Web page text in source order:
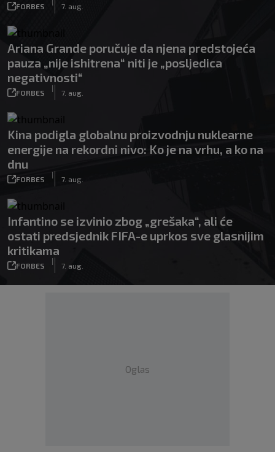
FORBES 7. aug.
Ariana Grande poručuje da njena predstojeća
pauza „nije ishitrena“ niti je „posljedica
negativnosti“
FORBES
|
7. aug.
Kina podigla globalnu proizvodnju nuklearne
energije na rekordni nivo: Ko je na vrhu, a ko na
dnu
FORBES
|
7. aug.
Infantino se izvinio zbog „grešaka“, ali će
ostati predsjednik FIFA-e uprkos sve glasnijim
kritikama
FORBES
|
7. aug.
Oglas